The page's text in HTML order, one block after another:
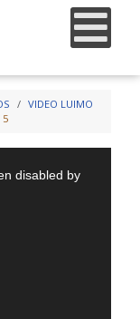
VIDEO LUIMO
5